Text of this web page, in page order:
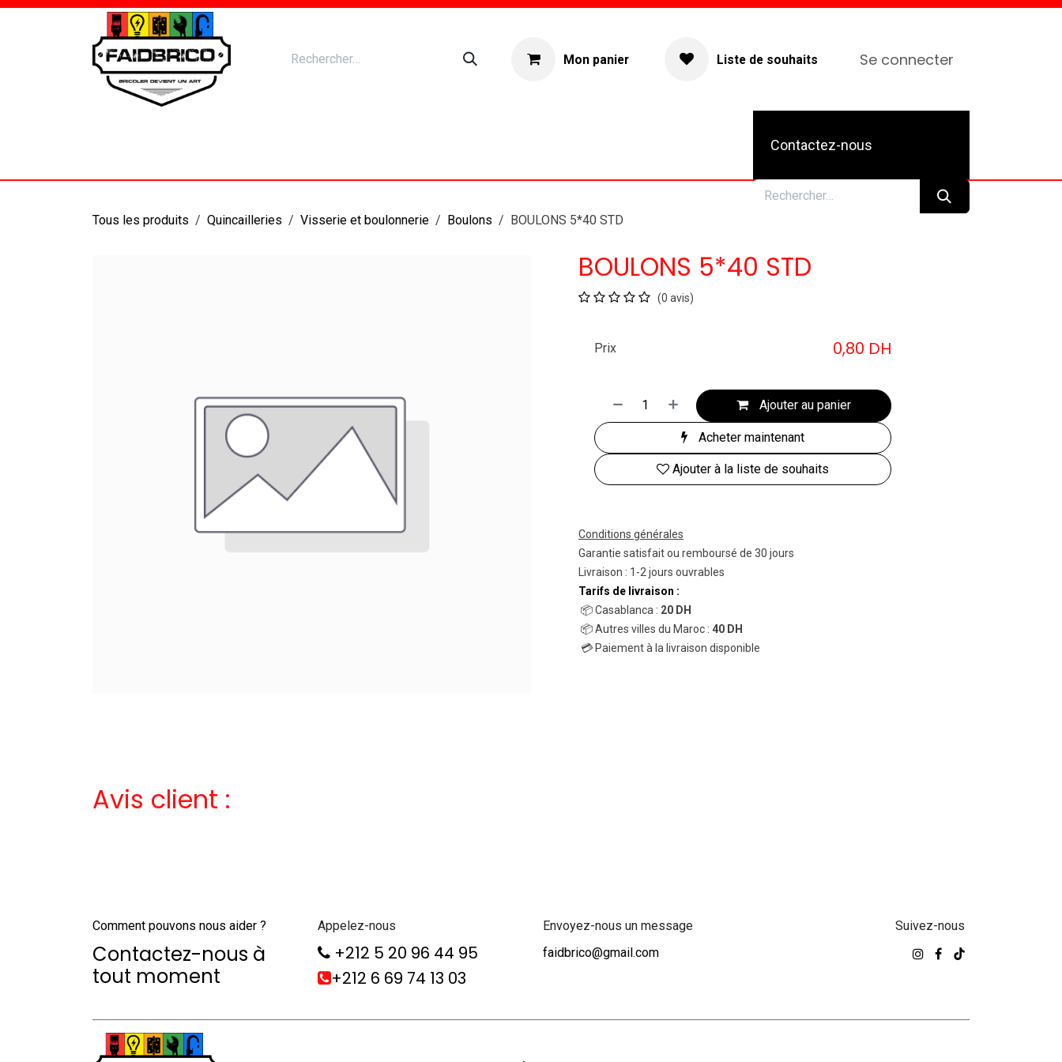
Se rendre au contenu
Mon panier Liste de souhaits Se connecter
Contactez-nous
Tous les produits Quincailleries Visserie et boulonnerie Boulons BOULONS 5*40 STD
BOULONS 5*40 STD
(0 avis)
Ajouter au panier
Acheter maintenant
Ajouter à la liste de souhaits
Prix 0,80 DH
Conditions générales
Garantie satisfait ou remboursé de 30 jours
Livraison : 1-2 jours ouvrables
Tarifs de livraison :
📦 Casablanca : 20 DH
📦 Autres villes du Maroc : 40 DH
💳 Paiement à la livraison disponible
Avis client :
Comment pouvons nous aider ?
Contactez-nous à
tout moment
Appelez-nous
+212 5 20 96 44 95
+212 6 69 74 13 03
Envoyez-nous un message
faidbrico@gmail.com
Suivez-nous